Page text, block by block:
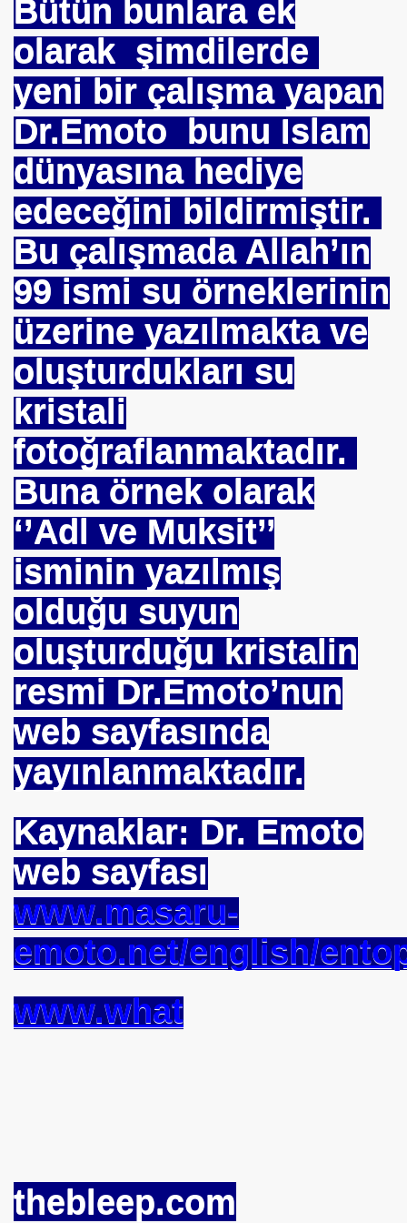
Bütün bunlara ek
olarak şimdilerde
yeni bir çalışma yapan
Dr.Emoto bunu Islam
dünyasına hediye
edeceğini bildirmiştir.
Bu çalışmada Allah’ın
99 ismi su örneklerinin
üzerine yazılmakta ve
oluşturdukları su
kristali
fotoğraflanmaktadır.
Buna örnek olarak
‘’Adl ve Muksit’’
isminin yazılmış
olduğu suyun
oluşturduğu kristalin
resmi Dr.Emoto’nun
web sayfasında
yayınlanmaktadır.
Kaynaklar: Dr. Emoto
web sayfası
www.masaru-
emoto.net/english/
www.what
thebleep.com
MEDENİYET. MEDİT. Medeniyetler İttifakı Enstitüsü
.İNSANİ YARDIM VAKFI
MİLYON 76 MİLYONA BAKARMI
"DUA"LAR
MUSEVIMI OLUR
YAPABILIR
ÖNLENEMEZ
ABDURRAHIM BARINA "sÖZÜ"
BENI KUCAKLAYAN ILK BEYAZ LIDER. ERBAKAN
ORUCU NEDIR
BIRINCISI SEÇTI
KRITERLERIMI KOPENHAĞ
EMRINDE. PROF KENAN DEMIRKOL
VİRÜS"
MERKEZI AÇILDI
YÖNETENLER